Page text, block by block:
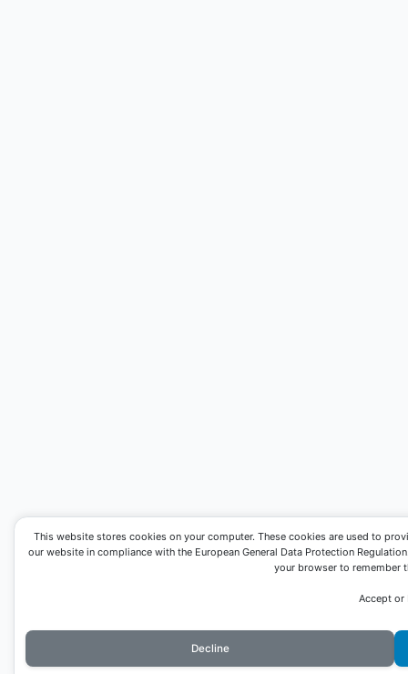
This website stores cookies on your computer. These cookies are used to
our website in compliance with the European General Data Protection
your browser to remember
Accept or
Decline